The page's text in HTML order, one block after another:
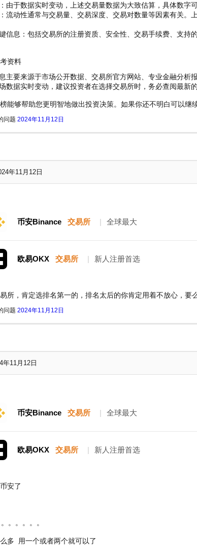
由于数据实时变动，上述交易量数据为大致估算，具体数字可
流动性通常与交易量、交易深度、交易对数量等因素有关。
信息：包括交易所的注册资质、安全性、交易手续费、支持
资料
息主要来源于市场公开数据、交易所官方网站、专业金融分析报
数据实时变动，建议投资者在选择交易所时，务必查阅最新
能够帮助您更明智地做出投资决策。如果你还不明白可以继
问题 2024年11月12日
年11月12日
币安Binance 交易所 | 全球最大
欧易OKX 交易所 | 新人注册首选
所，肯定选排名第一的，排名太后的你肯定用着不放心，要
问题 2024年11月12日
年11月12日
币安Binance 交易所 | 全球最大
欧易OKX 交易所 | 新人注册首选
安了
。。。。。
多 用一个或者两个就可以了